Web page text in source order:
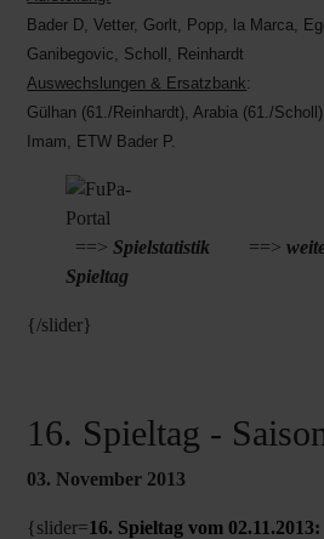
Bader D, Vetter, Gorlt, Popp, la Marca,
Ganibegovic, Scholl, Reinhardt
Auswechslungen & Ersatzbank:
Gülhan (61./Reinhardt), Arabia (61./
Imam, ETW Bader P.
==>Spielstatistik ==>
Spieltag
{/slider}
16. Spieltag -
03. November 2013
{slider=16. Spieltag vom